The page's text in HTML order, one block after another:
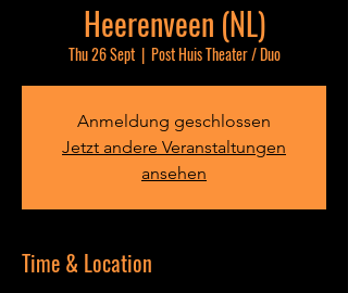
Heerenveen (NL)
Thu 26 Sept
  |
Post Huis Theater / Duo
Anmeldung geschlossen
Jetzt andere Veranstaltungen
ansehen
Time & Location